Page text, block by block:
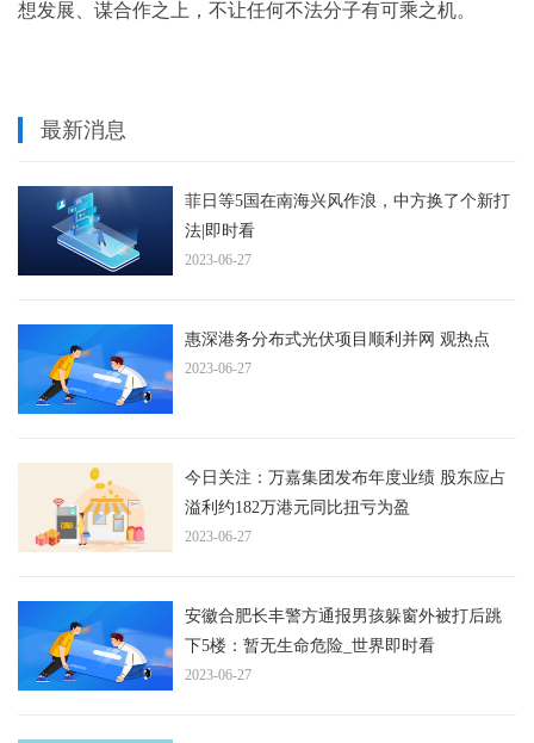
想发展、谋合作之上，不让任何不法分子有可乘之机。
最新消息
菲日等5国在南海兴风作浪，中方换了个新打
法|即时看
2023-06-27
惠深港务分布式光伏项目顺利并网 观热点
2023-06-27
今日关注：万嘉集团发布年度业绩 股东应占
溢利约182万港元同比扭亏为盈
2023-06-27
安徽合肥长丰警方通报男孩躲窗外被打后跳
下5楼：暂无生命危险_世界即时看
2023-06-27